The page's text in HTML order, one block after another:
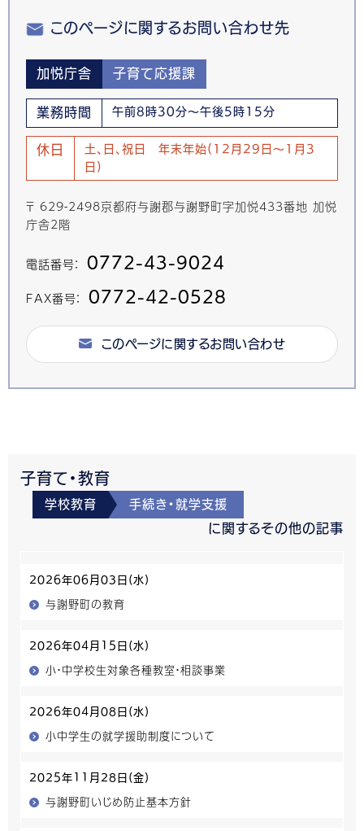
このページに関するお問い合わせ先
加悦庁舎 子育て応援課
業務時間 午前8時30分～午後5時15分
休日
土、日、祝日 年末年始(12月29日～1月3
日)
〒 629-2498京都府与謝郡与謝野町字加悦433番地 加悦
庁舎2階
電話番号： 0772-43-9024
FAX番号： 0772-42-0528
このページに関するお問い合わせ
子育て・教育
学校教育 手続き・就学支援
に関するその他の記事
2026年06月03日(水)
与謝野町の教育
2026年04月15日(水)
小・中学校生対象各種教室・相談事業
2026年04月08日(水)
小中学生の就学援助制度について
2025年11月28日(金)
与謝野町いじめ防止基本方針